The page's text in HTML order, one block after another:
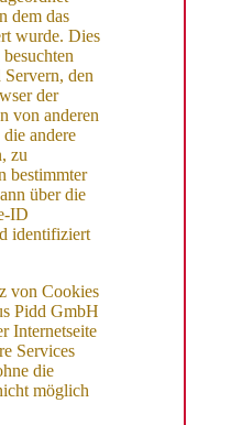
dem das
wurde. Dies
den
der
von anderen
andere
zu
bestimmter
über die
ID
identifiziert
von Cookies
Pidd GmbH
Internetseite
Services
die
möglich